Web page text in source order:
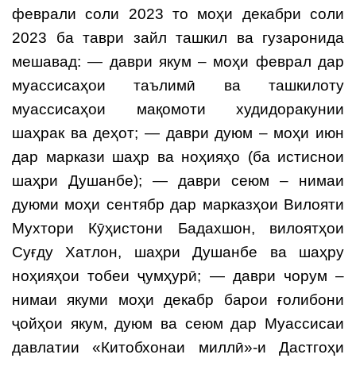
феврали соли 2023 то моҳи декабри соли
2023 ба таври зайл ташкил ва гузаронида
мешавад: — даври якум – моҳи феврал дар
муассисаҳои таълимӣ ва ташкилоту
муассисаҳои мақомоти худидоракунии
шаҳрак ва деҳот; — даври дуюм – моҳи июн
дар маркази шаҳр ва ноҳияҳо (ба истиснои
шаҳри Душанбе); — даври сеюм – нимаи
дуюми моҳи сентябр дар марказҳои Вилояти
Мухтори Кӯҳистони Бадахшон, вилоятҳои
Суғду Хатлон, шаҳри Душанбе ва шаҳру
ноҳияҳои тобеи ҷумҳурӣ; — даври чорум –
нимаи якуми моҳи декабр барои ғолибони
ҷойҳои якум, дуюм ва сеюм дар Муассисаи
давлатии «Китобхонаи миллӣ»-и Дастгоҳи